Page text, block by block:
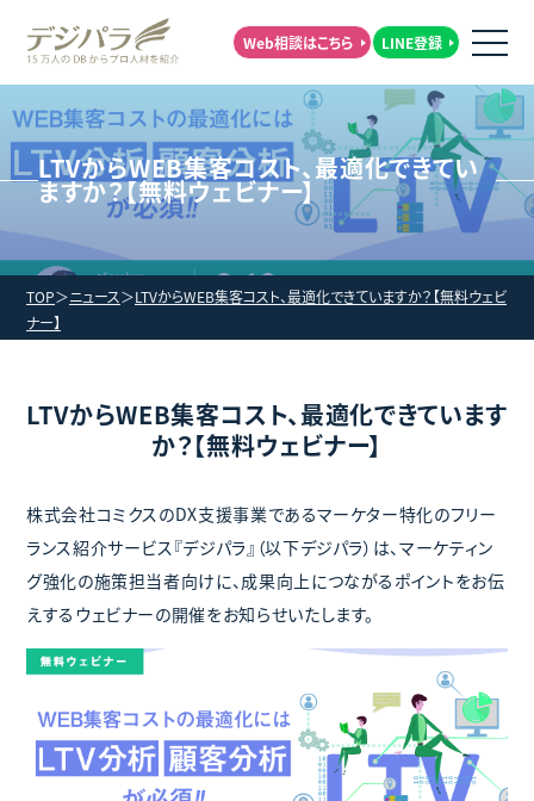
Web相談はこちら LINE登録
LTVからWEB集客コスト、最適化できてい
ますか？【無料ウェビナー】
TOP ニュース
LTVからWEB集客コスト、最適化できていますか？【無料ウェビ
ナー】
LTVからWEB集客コスト、最適化できています
か？【無料ウェビナー】
株式会社コミクスのDX支援事業であるマーケター特化のフリー
ランス紹介サービス『デジパラ』（以下デジパラ）は、マーケティン
グ強化の施策担当者向けに、成果向上につながるポイントをお伝
えするウェビナーの開催をお知らせいたします。